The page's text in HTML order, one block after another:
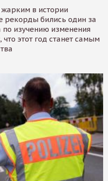
в истории
рекорды бились один за
по изучению изменения
этот год станет самым